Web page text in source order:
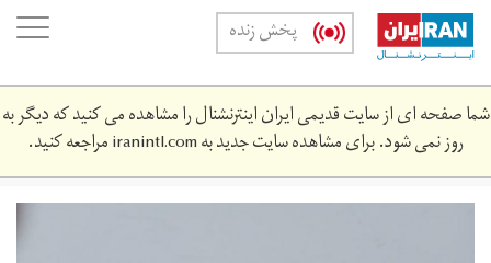
Skip
main
content
پخش زنده
شما صفحه ای از سایت قدیمی ایران اینترنشنال را مشاهده می کنید که دیگر به
روز نمی شود. برای مشاهده سایت جدید بهiranintl.comمراجعه کنید.
barf-